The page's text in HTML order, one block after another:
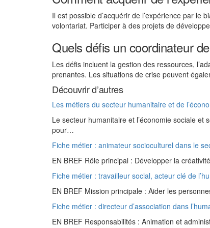
Il est possible d’acquérir de l’expérience par le
volontariat. Participer à des projets de
Quels défis un coordinateur
Les défis incluent la gestion des ressources,
prenantes. Les situations de crise peuvent
Découvrir d’autres
Les métiers du secteur humanitaire et de
Le secteur humanitaire et l’économie sociale
pour…
Fiche métier : animateur socioculturel dans le
EN BREF Rôle principal : Développer la
Fiche métier : travailleur social, acteur clé de
EN BREF Mission principale : Aider les
Fiche métier : directeur d’association dans
EN BREF Responsabilités : Animation et